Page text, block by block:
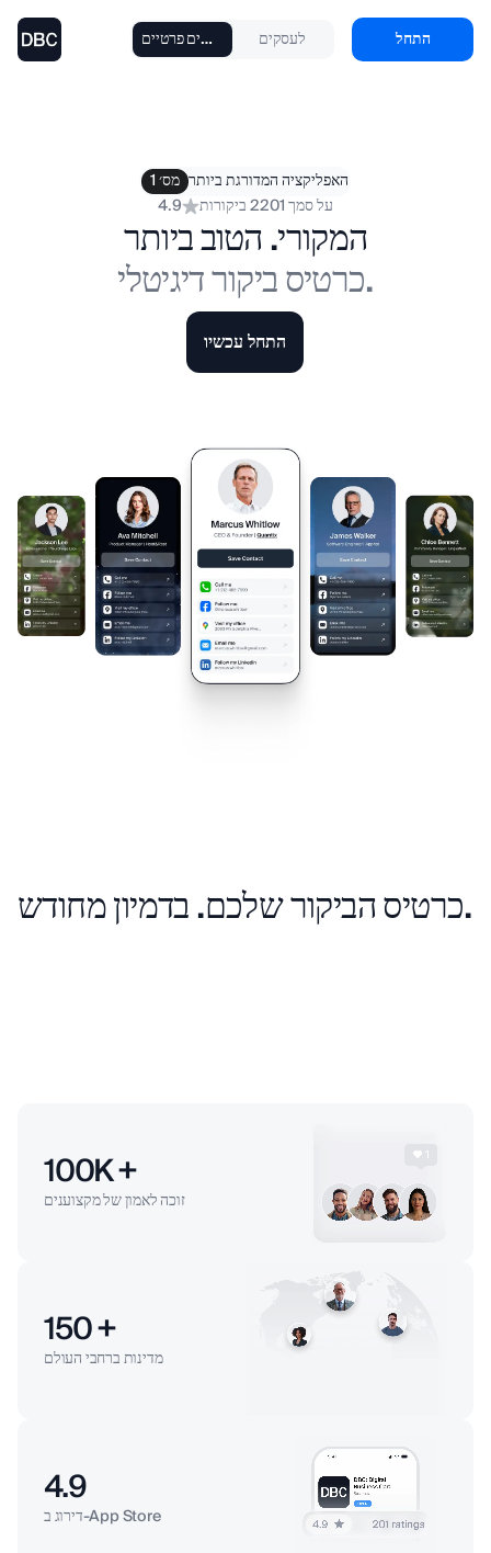
לאנשים פרטיים לעסקים התחל
מס׳ 1 האפליקציה המדורגת ביותר
4.9
על סמך 2201 ביקורות
המקורי. הטוב ביותר
כרטיס ביקור דיגיטלי.
התחל עכשיו
כרטיס הביקור שלכם. בדמיון מחודש.
100K +
זוכה לאמון של מקצוענים
150+
מדינות ברחבי העולם
4.9
דירוג ב‑App Store